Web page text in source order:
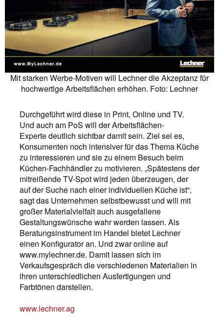
Mit starken Werbe-Motiven will Lechner die Akzeptanz für
hochwertige Arbeitsflächen erhöhen. Foto: Lechner
Durchgeführt wird diese in Print, Online und TV.
Und auch am PoS will der Arbeitsflächen-
Experte deutlich sichtbar damit sein. Ziel sei es,
Konsumenten noch intensiver für das Thema Küche
zu interessieren und sie zu einem Besuch beim
Küchen-Fachhändler zu motivieren. „Spätestens der
mitreißende TV-Spot wird jeden überzeugen, der
auf der Suche nach einer individuellen Küche ist“,
sagt das Unternehmen selbstbewusst und will mit
großer Materialvielfalt auch ausgefallene
Gestaltungswünsche wahr werden lassen. Als
Beratungsinstrument im Handel bietet Lechner
einen Konfigurator an. Und zwar online auf
www.mylechner.de. Damit lassen sich im
Verkaufsgespräch die verschiedenen Materialien in
ihren unterschiedlichen Ausfertigungen und
Farbtönen darstellen.
www.lechner.ag